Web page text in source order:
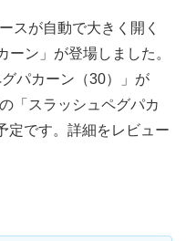
スが自動で大きく開く
ン」が登場しました。
パカーン（30）」が
「スラッシュペグパカ
定です。詳細をレビュー